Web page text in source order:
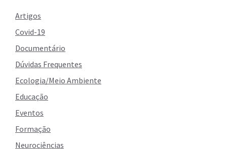
Artigos
Covid-19
Documentário
Dúvidas Frequentes
Ecologia/Meio Ambiente
Educação
Eventos
Formação
Neurociências